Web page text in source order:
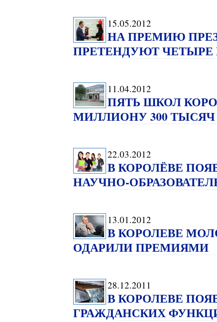
15.05.2012
НА ПРЕМИЮ
ПРЕТЕНДУЮТ
11.04.2012
ПЯТЬ ШКОЛ
МИЛЛИОНУ 300
22.03.2012
В КОРОЛЁВЕ
НАУЧНО-
13.01.2012
В КОРОЛЕВЕ
ОДАРИЛИ ПРЕМИЯМИ
28.12.2011
В КОРОЛЕВЕ
ГРАЖДАНСКИХ